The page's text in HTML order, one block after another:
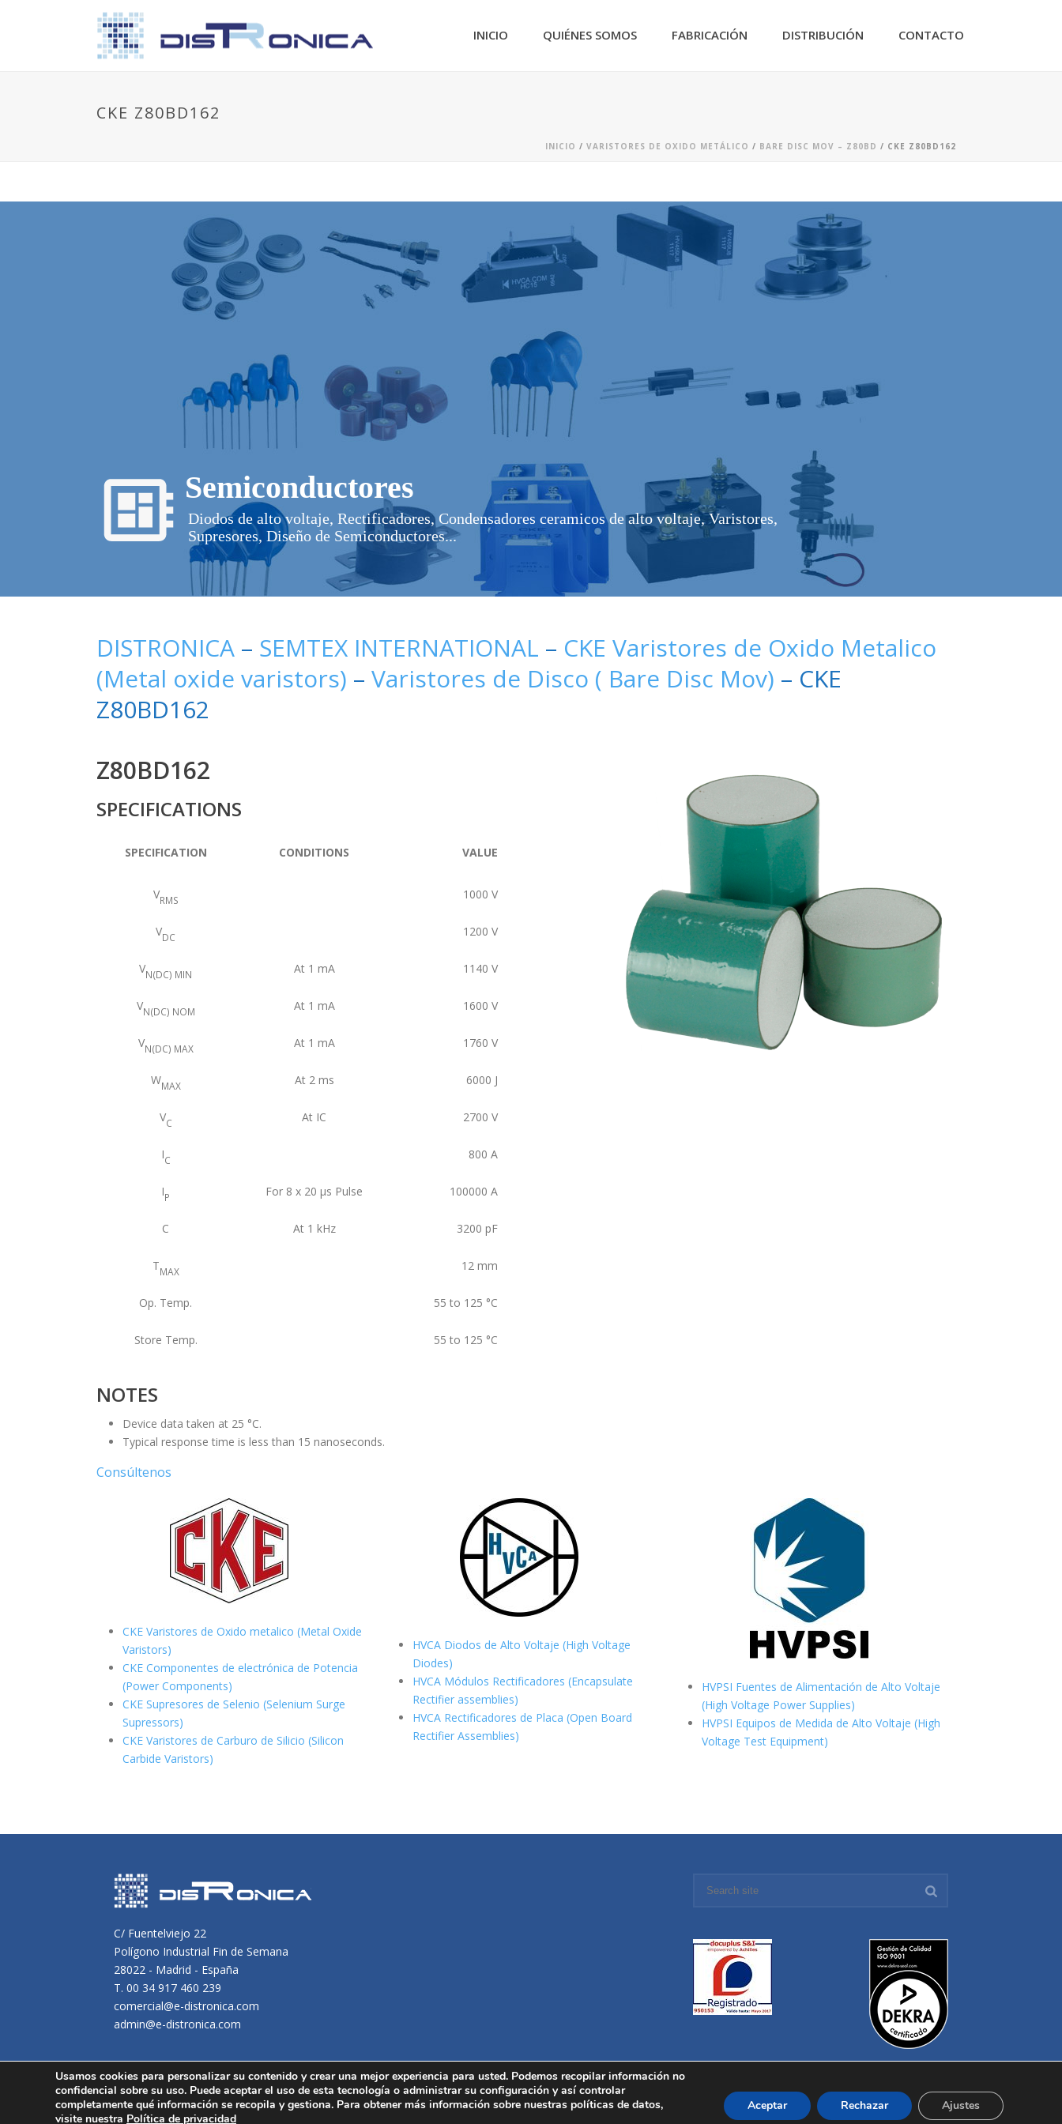
INICIO QUIÉNES SOMOS FABRICACIÓN DISTRIBUCIÓN CONTACTO
CKE Z80BD162
INICIO / VARISTORES DE OXIDO METÁLICO / BARE DISC MOV – Z80BD / CKE Z80BD162
Semiconductores
Diodos de alto voltaje, Rectificadores, Condensadores ceramicos de alto voltaje, Varistores,
Supresores, Diseño de Semiconductores...
DISTRONICA – SEMTEX INTERNATIONAL – CKE Varistores de Oxido Metalico
(Metal oxide varistors) – Varistores de Disco ( Bare Disc Mov) – CKE
Z80BD162
Z80BD162
SPECIFICATIONS
SPECIFICATION CONDITIONS VALUE
VRMS 1000 V
VDC 1200 V
VN(DC) MIN At 1 mA 1140 V
VN(DC) NOM At 1 mA 1600 V
VN(DC) MAX At 1 mA 1760 V
WMAX At 2 ms 6000 J
VC At IC 2700 V
IC 800 A
IP For 8 x 20 μs Pulse 100000 A
C At 1 kHz 3200 pF
TMAX 12 mm
Op. Temp. 55 to 125 °C
Store Temp. 55 to 125 °C
NOTES
Device data taken at 25 °C.
Typical response time is less than 15 nanoseconds.
Consúltenos
CKE Varistores de Oxido metalico (Metal Oxide
Varistors)
CKE Componentes de electrónica de Potencia
(Power Components)
CKE Supresores de Selenio (Selenium Surge
Supressors)
CKE Varistores de Carburo de Silicio (Silicon
Carbide Varistors)
HVCA Diodos de Alto Voltaje (High Voltage
Diodes)
HVCA Módulos Rectificadores (Encapsulate
Rectifier assemblies)
HVCA Rectificadores de Placa (Open Board
Rectifier Assemblies)
HVPSI Fuentes de Alimentación de Alto Voltaje
(High Voltage Power Supplies)
HVPSI Equipos de Medida de Alto Voltaje (High
Voltage Test Equipment)
C/ Fuentelviejo 22
Polígono Industrial Fin de Semana
28022 - Madrid - España
T. 00 34 917 460 239
comercial@e-distronica.com
admin@e-distronica.com
Distronica © 2016 Todos los derechos reservados.
Política de Cookies
Inicio Quiénes Somos Fabricación Distribución Contacto
Usamos cookies para personalizar su contenido y crear una mejor experiencia para usted. Podemos recopilar información no
confidencial sobre su uso. Puede aceptar el uso de esta tecnología o administrar su configuración y así controlar
completamente qué información se recopila y gestiona. Para obtener más información sobre nuestras políticas de datos,
visite nuestra Política de privacidad
Aceptar Rechazar Ajustes